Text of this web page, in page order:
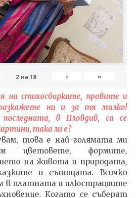
2 на 18 › »
на стихосбирките, правите и
ни и за тя малко!
в Пловдив, са се
така ли е?
това е най-голямата ми
цветовете, формите,
на живота и природата,
и сънищата. Всичко
в платната и илюстрациите
Когато се съберат